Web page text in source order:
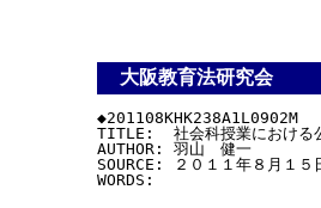
大阪教育法研究会
◆201108KHK238A1L0902M
TITLE:  社会科授業における公
AUTHOR: 羽山　健一
SOURCE: ２０１１年８月１５